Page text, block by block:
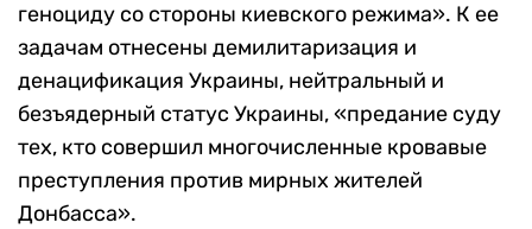
геноциду со стороны киевского режима». К ее
задачам отнесены демилитаризация и
денацификация Украины, нейтральный и
безъядерный статус Украины, «предание суду
тех, кто совершил многочисленные кровавые
преступления против мирных жителей
Донбасса».